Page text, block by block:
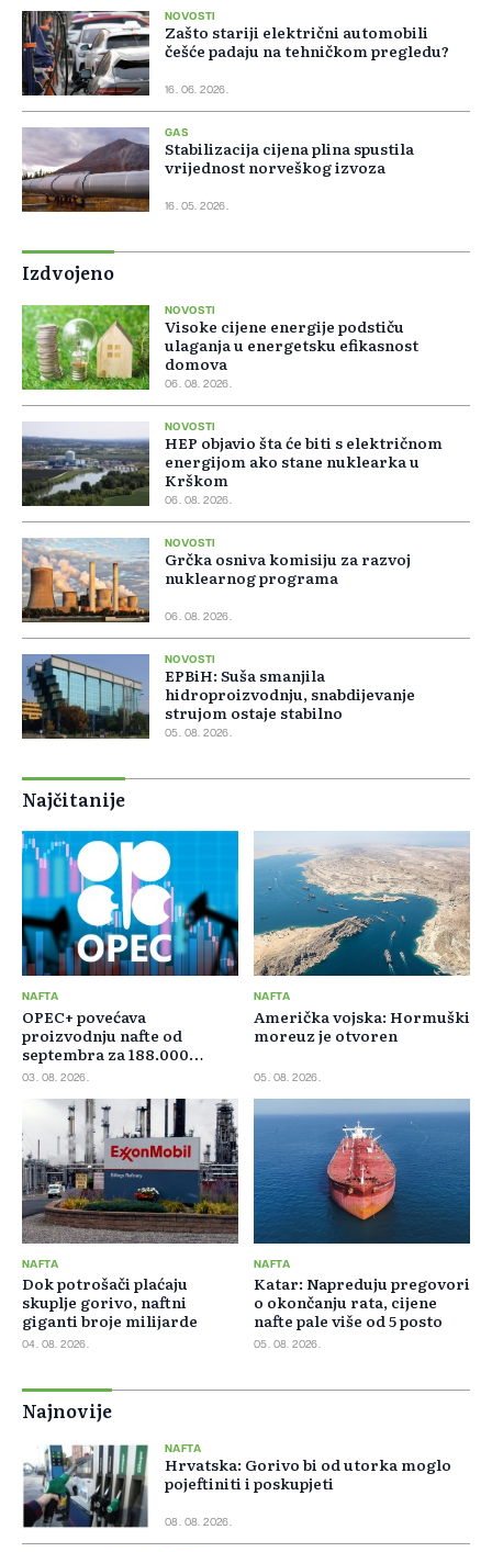
NOVOSTI
Zašto stariji električni automobili
češće padaju na tehničkom pregledu?
16. 06. 2026.
GAS
Stabilizacija cijena plina spustila
vrijednost norveškog izvoza
16. 05. 2026.
Izdvojeno
NOVOSTI
Visoke cijene energije podstiču
ulaganja u energetsku efikasnost
domova
06. 08. 2026.
NOVOSTI
HEP objavio šta će biti s električnom
energijom ako stane nuklearka u
Krškom
06. 08. 2026.
NOVOSTI
Grčka osniva komisiju za razvoj
nuklearnog programa
06. 08. 2026.
NOVOSTI
EPBiH: Suša smanjila
hidroproizvodnju, snabdijevanje
strujom ostaje stabilno
05. 08. 2026.
Najčitanije
NAFTA
OPEC+ povećava
proizvodnju nafte od
septembra za 188.000
barela dnevno
03. 08. 2026.
NAFTA
Američka vojska: Hormuški
moreuz je otvoren
05. 08. 2026.
NAFTA
Dok potrošači plaćaju
skuplje gorivo, naftni
giganti broje milijarde
04. 08. 2026.
NAFTA
Katar: Napreduju pregovori
o okončanju rata, cijene
nafte pale više od 5 posto
05. 08. 2026.
Najnovije
NAFTA
Hrvatska: Gorivo bi od utorka moglo
pojeftiniti i poskupjeti
08. 08. 2026.